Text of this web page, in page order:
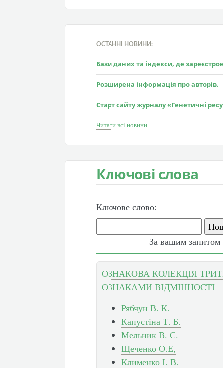
ОСТАННІ НОВИНИ:
Бази даних та індекси, де
Розширена інформація про авторів.
Старт сайту журналу «Генетичні
Читати всі новини
Ключові слова
Ключове слово:
За вашим запитом
ОЗНАКОВА КОЛЕКЦІЯ
ОЗНАКАМИ ВІДМІННОСТІ
Рябчун В. К.
Капустіна Т. Б.
Мельник В. С.
Щеченко О.Е,
Клименко І. В.